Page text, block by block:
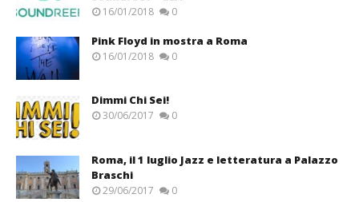
16/01/2018 0
Pink Floyd in mostra a Roma
16/01/2018 0
Dimmi Chi Sei!
30/06/2017 0
Roma, il 1 luglio Jazz e letteratura a Palazzo
Braschi
29/06/2017 0